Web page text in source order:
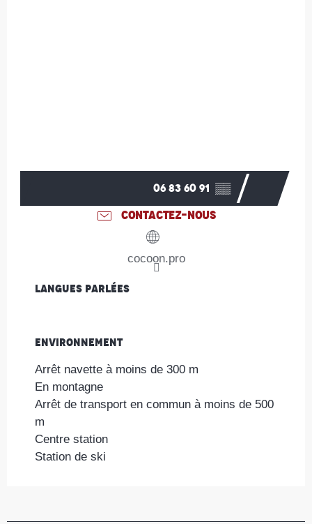
06 83 60 91 ▒▒
CONTACTEZ-NOUS
cocoon.pro
Langues parlées
Langues parlées
Environnement
Environnement
Arrêt navette à moins de 300 m
En montagne
Arrêt de transport en commun à moins de 500
m
Centre station
Station de ski